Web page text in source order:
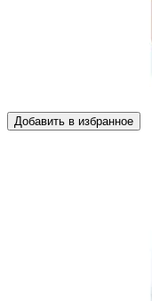
Добавить в избранное